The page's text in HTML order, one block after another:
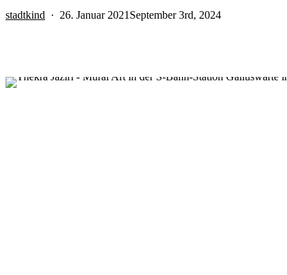
stadtkind 26. Januar 2021 September 3rd, 2024